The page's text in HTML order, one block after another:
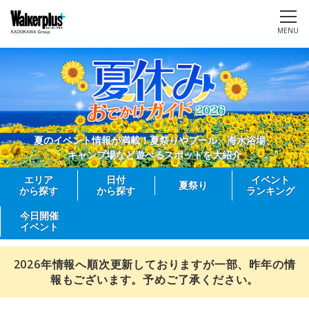
MENU
夏のイベント情報が満載！夏祭りやプール、海水浴場、
キャンプ場など遊べるスポットを大紹介
エリア
から探す
日付
から探す
夏祭り
イベント
ランキング
今日開催
イベント
2026年情報へ順次更新しておりますが一部、昨年の情
報もございます。予めご了承ください。